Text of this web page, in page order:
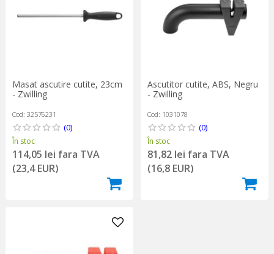
Masat ascutire cutite, 23cm
- Zwilling
Cod: 32576231
(0)
În stoc
114,05 lei fara TVA
(23,4 EUR)
Ascutitor cutite, ABS, Negru
- Zwilling
Cod: 1031078
(0)
În stoc
81,82 lei fara TVA
(16,8 EUR)